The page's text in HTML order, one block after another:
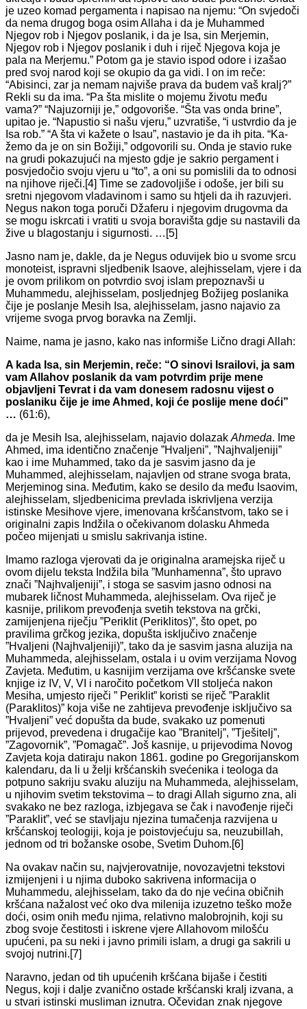
je uzeo komad pergamenta i napisao na njemu: “On svjedoči
da nema dru­gog boga osim Allaha i da je Muhammed
Njegov rob i Njegov poslanik, i da je Isa, sin Merjemin,
Njegov rob i Njegov poslanik i duh i riječ Nje­gova koja je
pala na Merjemu.” Potom ga je stavio ispod odore i izašao
pred svoj narod koji se okupio da ga vidi. I on im reče:
“Abisinci, zar ja nemam najviše prava da budem vaš kralj?”
Rekli su da ima. “Pa šta mi­slite o mojemu životu među
vama?” “Najuzorniji je,” odgovoriše. “Šta vas onda brine”,
upitao je. “Napustio si našu vjeru,” uzvratiše, “i us­tvrdio da je
Isa rob.” “A šta vi kažete o Isau”, nastavio je da ih pita. “Ka­
žemo da je on sin Božiji,” odgovorili su. Onda je stavio ruke
na grudi pokazujući na mjesto gdje je sakrio pergament i
posvjedočio svoju vje­ru u “to”, a oni su pomislili da to odnosi
na njihove riječi.[4] Time se za­dovoljiše i odoše, jer bili su
sretni njegovom vladavinom i samo su htje­li da ih razuvjeri.
Negus nakon toga poruči Džaferu i njegovim drugov­ma da
se mogu iskrcati i vratiti u svoja boravišta gdje su nastavili da
ži­ve u blagostanju i sigurnosti. …[5]
Jasno nam je, dakle, da je Negus oduvijek bio u svome srcu
monoteist, ispravni sljedbenik Isaove, alejhisselam, vjere i da
je ovom prilikom on potvrdio svoj islam prepoznavši u
Muhammedu, alejhisselam, posljednjeg Božijeg poslanika
čije je poslanje Mesih Isa, alejhisselam, jasno najavio za
vrijeme svoga prvog boravka na Zemlji.
Naime, nama je jasno, kako nas informiše Lično dragi Allah:
A kada Isa, sin Merjemin, reče: “O sinovi Israilovi, ja sam
vam Allahov poslanik da vam potvrdim prije mene
objavljeni Tevrat i da vam donesem radosnu vijest o
poslaniku čije je ime Ahmed, koji će poslije mene doći”
… (61:6),
da je Mesih Isa, alejhisselam, najavio dolazak Ahmeda. Ime
Ahmed, ima identično značenje ”Hvaljeni”, ”Najhvaljeniji”
kao i ime Muhammed, tako da je sasvim jasno da je
Muhammed, alejhisselam, najavljen od strane svoga brata,
Merjeminog sina. Međutim, kako se desilo da među Isaovim,
alejhisselam, sljedbenicima prevlada iskrivljena verzija
istinske Mesihove vjere, imenovana kršćanstvom, tako se i
originalni zapis Indžila o očekivanom dolasku Ahmeda
počeo mijenjati u smislu sakrivanja istine.
Imamo razloga vjerovati da je originalna aramejska riječ u
ovom dijelu teksta Indžila bila ”Munhamenna”, što upravo
znači ”Najhvaljeniji”, i stoga se sasvim jasno odnosi na
mubarek ličnost Muhammeda, alejhisselam. Ova riječ je
kasnije, prilikom prevođenja svetih tekstova na grčki,
zamijenjena riječju ”Periklit (Periklitos)”, što opet, po
pravilima grčkog jezika, dopušta isključivo značenje
”Hvaljeni (Najhvaljeniji)”, tako da je sasvim jasna aluzija na
Muhammeda, alejhisselam, ostala i u ovim verzijama Novog
Zavjeta. Međutim, u kasnijim verzijama ove kršćanske svete
knjige iz IV, V, VI i naročito početkom VII stoljeća nakon
Mesiha, umjesto riječi ” Periklit” koristi se riječ ”Paraklit
(Paraklitos)” koja više ne zahtijeva prevođenje isključivo sa
”Hvaljeni” već dopušta da bude, svakako uz pomenuti
prijevod, prevedena i drugačije kao ”Branitelj”, ”Tješitelj”,
”Zagovornik”, ”Pomagač”. Još kasnije, u prijevodima Novog
Zavjeta koja datiraju nakon 1861. godine po Gregorijanskom
kalendaru, da li u želji kršćanskih svećenika i teologa da
potpuno sakriju svaku aluziju na Muhammeda, alejhisselam,
u njihovim svetim tekstovima – to dragi Allah sigurno zna, ali
svakako ne bez razloga, izbjegava se čak i navođenje riječi
”Paraklit”, već se stavljaju njezina tumačenja razvijena u
kršćanskoj teologiji, koja je poistovjećuju sa, neuzubillah,
jednom od tri božanske osobe, Svetim Duhom.[6]
Na ovakav način su, najvjerovatnije, novozavjetni tekstovi
izmijenjeni i u njima duboko sakrivena informacija o
Muhammedu, alejhisselam, tako da do nje većina običnih
kršćana nažalost već oko dva milenija izuzetno teško može
doći, osim onih među njima, relativno malobrojnih, koji su
zbog svoje čestitosti i iskrene vjere Allahovom milošću
upućeni, pa su neki i javno primili islam, a drugi ga sakrili u
svojoj nutrini.[7]
Naravno, jedan od tih upućenih kršćana bijaše i čestiti
Negus, koji i dalje zvanično ostade kršćanski kralj izvana, a
u stvari istinski musliman iznutra. Očevidan znak njegove